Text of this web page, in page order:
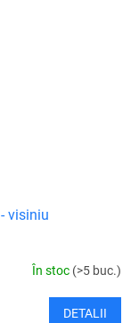
visiniu
În stoc (>5 buc.)
DETALII